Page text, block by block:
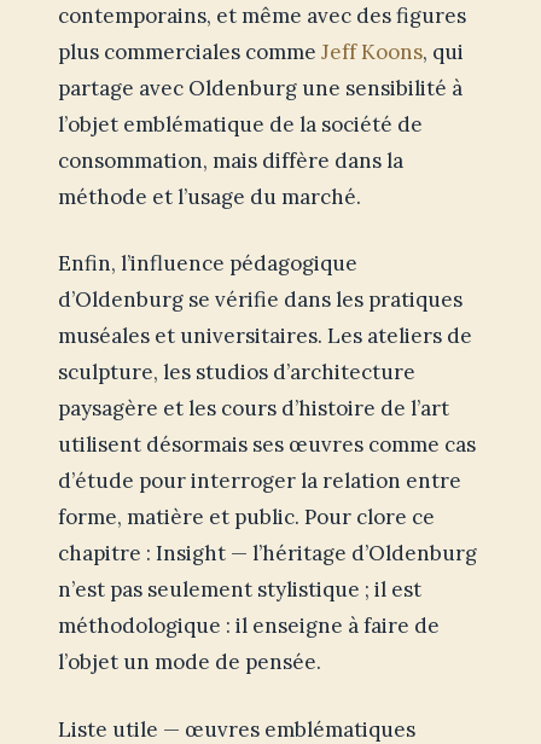
contemporains, et même avec des figures
plus commerciales comme Jeff Koons, qui
partage avec Oldenburg une sensibilité à
l’objet emblématique de la société de
consommation, mais diffère dans la
méthode et l’usage du marché.
Enfin, l’influence pédagogique
d’Oldenburg se vérifie dans les pratiques
muséales et universitaires. Les ateliers de
sculpture, les studios d’architecture
paysagère et les cours d’histoire de l’art
utilisent désormais ses œuvres comme cas
d’étude pour interroger la relation entre
forme, matière et public. Pour clore ce
chapitre : Insight — l’héritage d’Oldenburg
n’est pas seulement stylistique ; il est
méthodologique : il enseigne à faire de
l’objet un mode de pensée.
Liste utile — œuvres emblématiques